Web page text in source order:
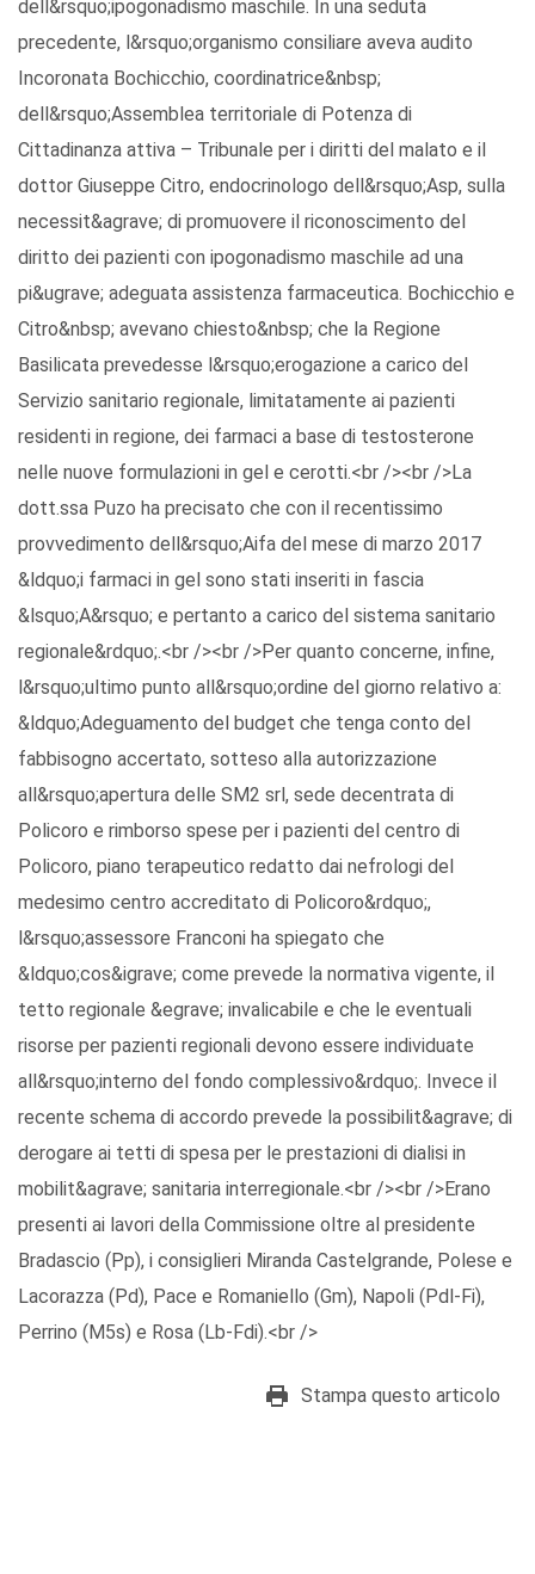
dell&rsquo;ipogonadismo maschile. In una seduta
precedente, l&rsquo;organismo consiliare aveva audito
Incoronata Bochicchio, coordinatrice&nbsp;
dell&rsquo;Assemblea territoriale di Potenza di
Cittadinanza attiva – Tribunale per i diritti del malato e il
dottor Giuseppe Citro, endocrinologo dell&rsquo;Asp, sulla
necessit&agrave; di promuovere il riconoscimento del
diritto dei pazienti con ipogonadismo maschile ad una
pi&ugrave; adeguata assistenza farmaceutica. Bochicchio e
Citro&nbsp; avevano chiesto&nbsp; che la Regione
Basilicata prevedesse l&rsquo;erogazione a carico del
Servizio sanitario regionale, limitatamente ai pazienti
residenti in regione, dei farmaci a base di testosterone
nelle nuove formulazioni in gel e cerotti.<br /><br />La
dott.ssa Puzo ha precisato che con il recentissimo
provvedimento dell&rsquo;Aifa del mese di marzo 2017
&ldquo;i farmaci in gel sono stati inseriti in fascia
&lsquo;A&rsquo; e pertanto a carico del sistema sanitario
regionale&rdquo;.<br /><br />Per quanto concerne, infine,
l&rsquo;ultimo punto all&rsquo;ordine del giorno relativo a:
&ldquo;Adeguamento del budget che tenga conto del
fabbisogno accertato, sotteso alla autorizzazione
all&rsquo;apertura delle SM2 srl, sede decentrata di
Policoro e rimborso spese per i pazienti del centro di
Policoro, piano terapeutico redatto dai nefrologi del
medesimo centro accreditato di Policoro&rdquo;,
l&rsquo;assessore Franconi ha spiegato che
&ldquo;cos&igrave; come prevede la normativa vigente, il
tetto regionale &egrave; invalicabile e che le eventuali
risorse per pazienti regionali devono essere individuate
all&rsquo;interno del fondo complessivo&rdquo;. Invece il
recente schema di accordo prevede la possibilit&agrave; di
derogare ai tetti di spesa per le prestazioni di dialisi in
mobilit&agrave; sanitaria interregionale.<br /><br />Erano
presenti ai lavori della Commissione oltre al presidente
Bradascio (Pp), i consiglieri Miranda Castelgrande, Polese e
Lacorazza (Pd), Pace e Romaniello (Gm), Napoli (Pdl-Fi),
Perrino (M5s) e Rosa (Lb-Fdi).<br />
Stampa questo articolo